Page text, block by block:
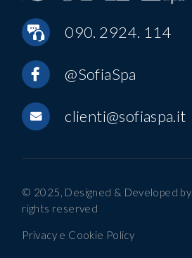
090. 2924. 114
@SofiaSpa
clienti@sofiaspa.it
© 2025, Designed & Developed by
rights reserved
Privacy e Cookie Policy